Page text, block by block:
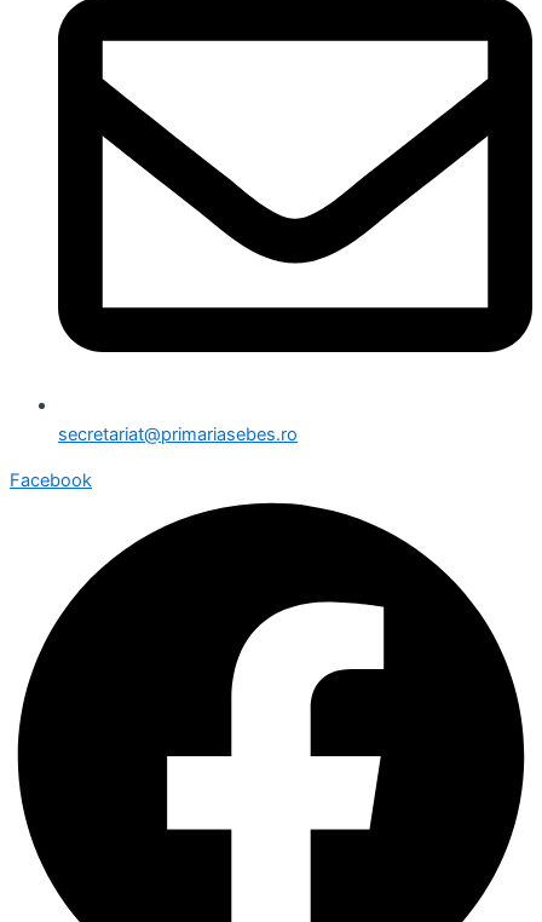
secretariat@primariasebes.ro
Facebook